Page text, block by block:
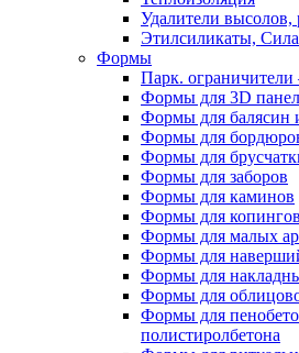
Удалители
Этилсиликаты,
Формы
Парк.
Формы для 3D
Формы для балясин
Формы для
Формы для
Формы для заборов
Формы для каминов
Формы для
Формы для малых
Формы для
Формы для
Формы для
Формы для
полистиролбетона